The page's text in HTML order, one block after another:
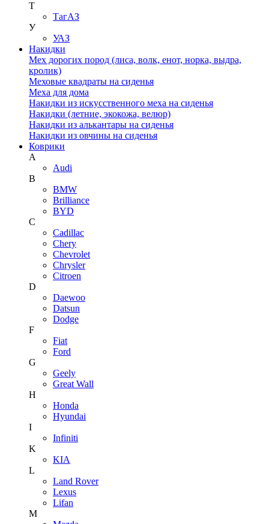
Т
ТагАЗ
У
УАЗ
Накидки
Мех дорогих пород (лиса, волк, енот, норка, выдра,
кролик)
Меховые квадраты на сиденья
Меха для дома
Накидки из искусственного меха на сиденья
Накидки (летние, экокожа, велюр)
Накидки из алькантары на сиденья
Накидки из овчины на сиденья
Коврики
A
Audi
B
BMW
Brilliance
BYD
C
Cadillac
Chery
Chevrolet
Chrysler
Citroen
D
Daewoo
Datsun
Dodge
F
Fiat
Ford
G
Geely
Great Wall
H
Honda
Hyundai
I
Infiniti
K
KIA
L
Land Rover
Lexus
Lifan
M